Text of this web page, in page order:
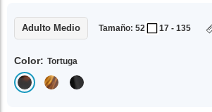
Adulto Medio Tamaño: 52 17 - 135
Color: Tortuga